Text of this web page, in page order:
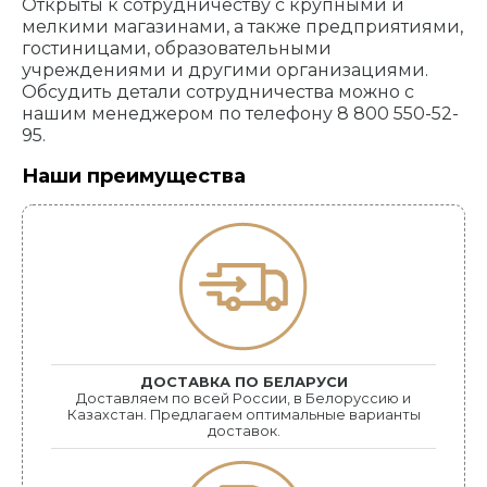
Открыты к сотрудничеству с крупными и
мелкими магазинами, а также предприятиями,
гостиницами, образовательными
учреждениями и другими организациями.
Обсудить детали сотрудничества можно с
нашим менеджером по телефону 8 800 550-52-
95.
Наши преимущества
ДОСТАВКА ПО БЕЛАРУСИ
Доставляем по всей России, в Белоруссию и
Казахстан. Предлагаем оптимальные варианты
доставок.